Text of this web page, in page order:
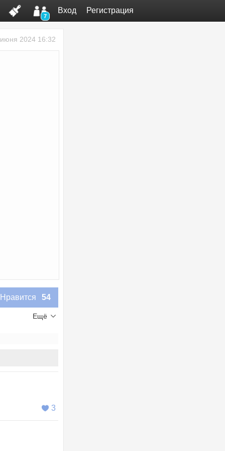
7
Вход Регистрация
2024 16:32
Нравится 54
Ещё
3